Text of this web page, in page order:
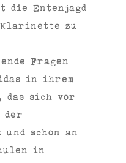
die Entenjagd
zu
Fragen
in ihrem
das sich vor
der
schon an
in